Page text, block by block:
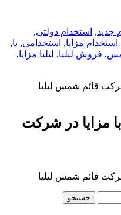
جدید, استخدام دولتی,
استخدام مزایا, استخدامی, با,
, فروش لیلیا, لیلیا مزایا,
قائم شمس لیلیا
مزایا در شرکت
قائم شمس لیلیا